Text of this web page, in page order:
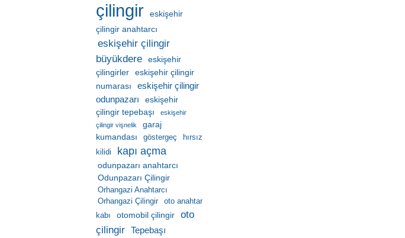
çilingir
eskişehir
çilingir anahtarcı
eskişehir çilingir
büyükdere
eskişehir
çilingirler
eskişehir çilingir
numarası
eskişehir çilingir
odunpazarı
eskişehir
çilingir tepebaşı
eskişehir
çilingir vişnelik
garaj
kumandası
göstergeç
hırsız
kilidi
kapı açma
odunpazarı anahtarcı
Odunpazarı Çilingir
Orhangazi Anahtarcı
Orhangazi Çilingir
oto anahtar
kabı
otomobil çilingir
oto
çilingir Tepebaşı